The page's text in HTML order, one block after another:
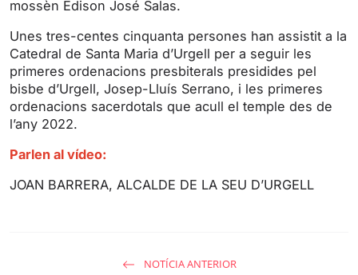
mossèn Edison José Salas.
Unes tres-centes cinquanta persones han assistit a la
Catedral de Santa Maria d’Urgell per a seguir les
primeres ordenacions presbiterals presidides pel
bisbe d’Urgell, Josep-Lluís Serrano, i les primeres
ordenacions sacerdotals que acull el temple des de
l’any 2022.
Parlen al vídeo:
JOAN BARRERA, ALCALDE DE LA SEU D’URGELL
NOTÍCIA ANTERIOR